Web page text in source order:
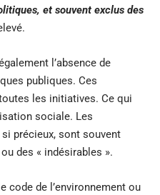
et souvent exclus des
l’absence de
publiques. Ces
les initiatives. Ce qui
sociale. Les
précieux, sont souvent
des « indésirables ».
code de l’environnement ou